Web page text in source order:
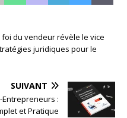
du vendeur révèle le vice
juridiques pour le
SUIVANT
Entrepreneurs :
et Pratique